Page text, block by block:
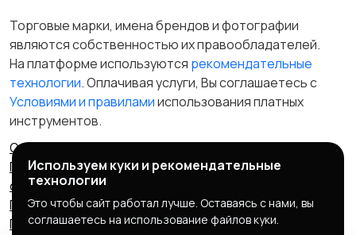
Торговые марки, имена брендов и фотографии
являются собственностью их правообладателей.
На платформе используются рекомендательные
технологии. Оплачивая услуги, Вы соглашаетесь c
Условиями и правиламииспользования платных
инструментов.
Отказ от ответственности
Правила сервиса
Политика конфиденциальности
Пользовательское
соглашение
Запрещенные товары/услуги
Правообладателям
Партнерская программа
Политика cookie
Используем куки и рекомендательные
технологии
Это чтобы сайт работал лучше. Оставаясь с нами, вы
соглашаетесь на использование файлов куки.